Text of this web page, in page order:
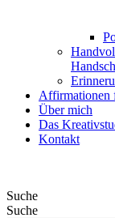
Affirmationen
Über mich
Das
Kontakt
Suche
Suche